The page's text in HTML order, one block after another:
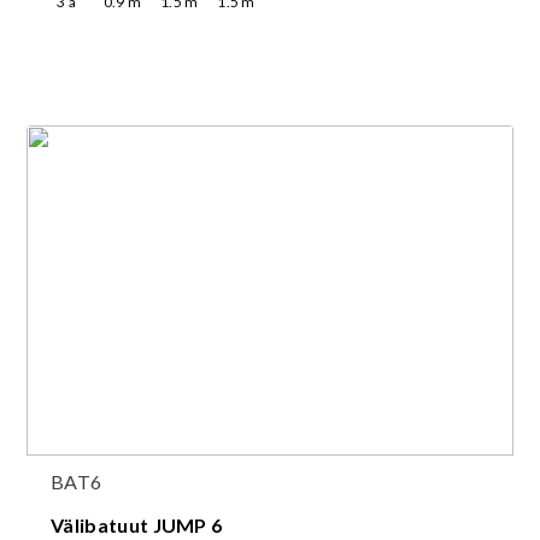
BAT6
Välibatuut JUMP 6